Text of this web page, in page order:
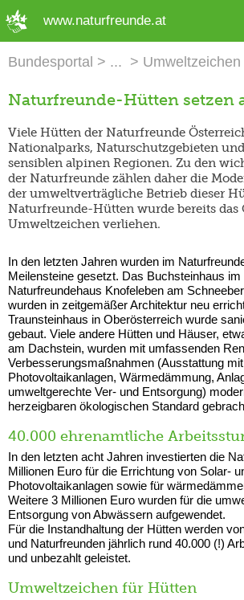
www.naturfreunde.at
Bundesportal
Naturfreunde-Hütten setzen
Viele Hütten der Naturfreunde
Nationalparks, Naturschutzgebieten
sensiblen alpinen Regionen. Zu den
der Naturfreunde zählen daher die
der umweltverträgliche Betrieb dieser
Naturfreunde-Hütten wurde bereits das
Umweltzeichen verliehen.
In den letzten Jahren wurden im
Meilensteine gesetzt. Das Buchsteinhaus
Naturfreundehaus Knofeleben am
wurden in zeitgemäßer Architektur neu
Traunsteinhaus in Oberösterreich wurde
gebaut. Viele andere Hütten und Häuser,
am Dachstein, wurden mit umfassenden
Verbesserungsmaßnahmen (Ausstattung
Photovoltaikanlagen, Wärmedämmung,
umweltgerechte Ver- und Entsorgung)
herzeigbaren ökologischen Standard
40.000 ehrenamtliche
In den letzten acht Jahren investierten die
Millionen Euro für die Errichtung von Solar-
Photovoltaikanlagen sowie für
Weitere 3 Millionen Euro wurden für die
Entsorgung von Abwässern aufgewendet.
Für die Instandhaltung der Hütten werden
und Naturfreunden jährlich rund 40.000 (!)
und unbezahlt geleistet.
Umweltzeichen für Hütten